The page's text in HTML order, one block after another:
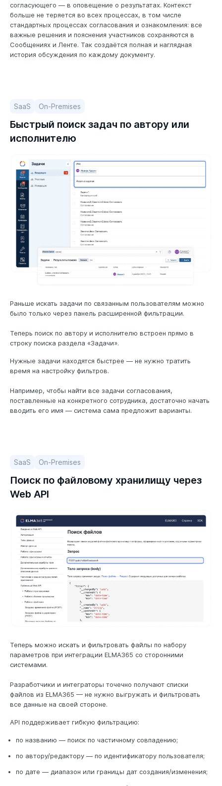
согласующего — в оповещение о результатах. Контекст
больше не теряется во всех процессах, в том числе
стандартных процессах согласования и ознакомления: все
важные решения и пояснения участников сохраняются в
Сообщениях и Ленте. Так создаётся полная и наглядная
история обсуждения по каждому документу.
SaaS On-Premises
Быстрый поиск задач по автору или
исполнителю
Раньше искать задачи по связанным пользователям можно
было только через панель расширенной фильтрации.
Теперь поиск по автору и исполнителю встроен прямо в
строку поиска раздела «Задачи».
Нужные задачи находятся быстрее — не нужно тратить
время на настройку фильтров.
Например, чтобы найти все задачи согласования,
поставленные на конкретного сотрудника, достаточно начать
вводить его имя — система сама предложит варианты.
SaaS On-Premises
Поиск по файловому хранилищу через
Web API
Теперь можно искать и фильтровать файлы по набору
параметров при интеграции ELMA365 со сторонними
системами.
Разработчики и интеграторы точечно получают списки
файлов из ELMA365 — не нужно выгружать и фильтровать
все данные на своей стороне.
API поддерживает гибкую фильтрацию:
по названию — поиск по частичному совпадению;
по автору/редактору — по идентификатору пользователя;
по дате — диапазон или границы дат создания/изменения;